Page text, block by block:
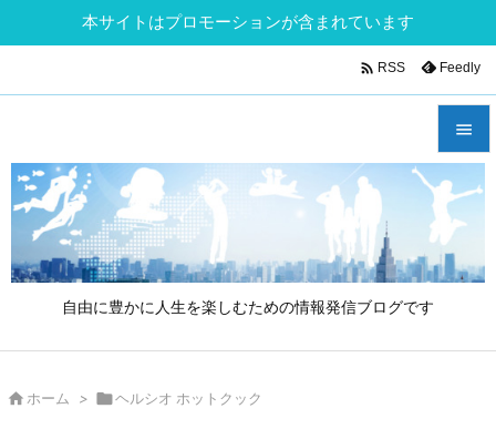
本サイトはプロモーションが含まれています
自由に豊かに人生を楽しむための情報発信ブログです


メニュ

サイド


 RSS Feedly
ホーム > ヘルシオ ホットクック